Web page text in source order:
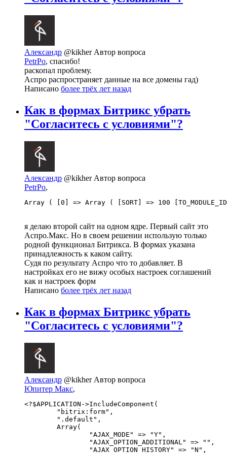
Александр @kikher Автор вопроса
PetrPo, спасибо!
раскопал проблему.
Аспро распространяет данные на все домены гад)
Написано более трёх лет назад
Как в формах Битрикс убрать
"Согласитесь с условиями"?
Александр @kikher Автор вопроса
PetrPo,
Array ( [0] => Array ( [SORT] => 100
я делаю второй сайт на одном ядре. Первый сайт это
Аспро.Макс. Но в своем решении использую только
родной функционал Битрикса. В формах указана
принадлежность к каком сайту.
Судя по результату Аспро что то добавляет. В
настройках его не вижу особых настроек соглашений
как и настроек форм
Написано более трёх лет назад
Как в формах Битрикс убрать
"Согласитесь с условиями"?
Александр @kikher Автор вопроса
Юпитер Макс,
<?$APPLICATION->IncludeComponent(